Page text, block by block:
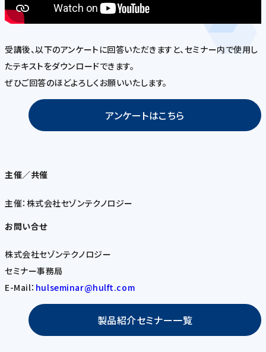
受講後、以下のアンケートに回答いただきますと、セミナー内で使用し
たテキストをダウンロードできます。
ぜひご回答のほどよろしくお願いいたします。
アンケートはこちら
主催／共催
主催：株式会社セゾンテクノロジー
お問い合せ
株式会社セゾンテクノロジー
セミナー事務局
E-Mail： hulseminar@hulft.com
製品紹介セミナー一覧